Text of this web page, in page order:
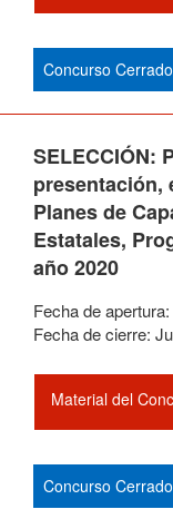
Concurso Cerrado
SELECCIÓN:
presentación,
Planes de
Estatales,
año 2020
Fecha de apertura:
Fecha de cierre:
Material del
Concurso Cerrado